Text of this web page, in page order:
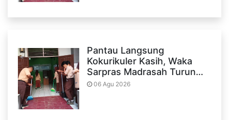
Pantau Langsung
Kokurikuler Kasih, Waka
Sarpras Madrasah Turun…
06 Agu 2026